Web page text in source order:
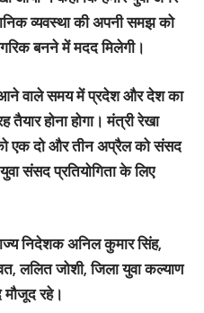
व्यवस्था की अपनी समझ को
बनने में मदद मिलेगी।
आने वाले समय में प्रदेश और देश का
होना होगा। मंत्री रेखा
एक दो और तीन अप्रैल को संसद
संसद प्रतियोगिता के लिए
निदेशक अनिल कुमार सिंह,
ललित जोशी, जिला युवा कल्याण
मौजूद रहे।